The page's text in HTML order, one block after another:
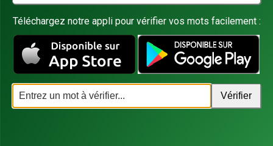
Téléchargez notre appli pour vérifier vos mots facilement :